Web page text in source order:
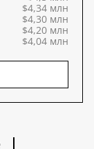
$4,34 млн
$4,30 млн
$4,20 млн
$4,04 млн